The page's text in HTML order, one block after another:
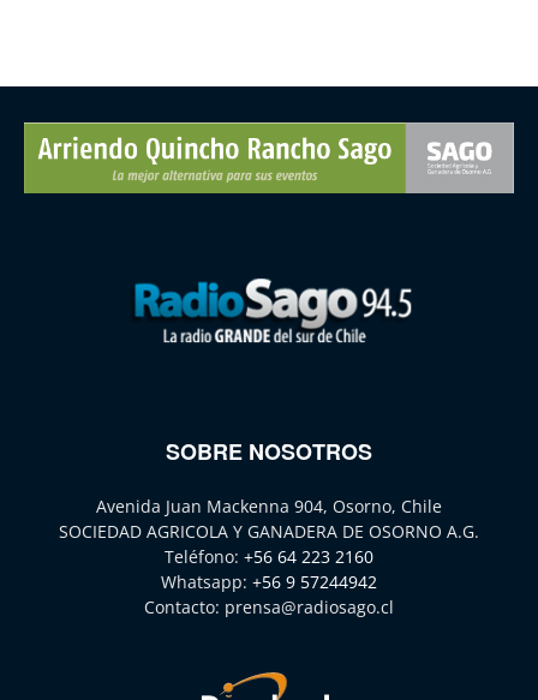
SOBRE NOSOTROS
Avenida Juan Mackenna 904, Osorno, Chile
SOCIEDAD AGRICOLA Y GANADERA DE OSORNO A.G.
Teléfono: +56 64 223 2160
Whatsapp: +56 9 57244942
Contacto: prensa@radiosago.cl